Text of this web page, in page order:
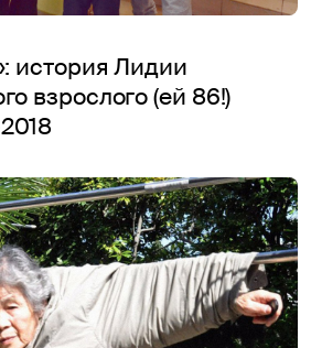
история Лидии
взрослого (ей 86!)